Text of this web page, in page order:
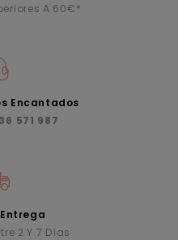
A 60€*
Encantados
571 987
2 Y 7 Días